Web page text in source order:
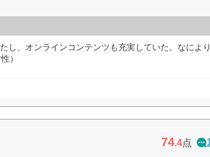
し、オンラインコンテンツも充実していた。なによ
）
74.4点